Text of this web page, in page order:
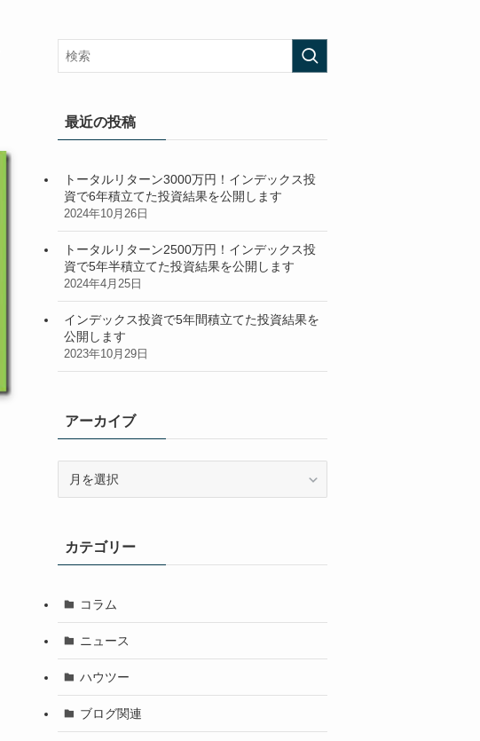
最近の投稿
トータルリターン3000万円！インデックス投
資で6年積立てた投資結果を公開します
2024年10月26日
トータルリターン2500万円！インデックス投
資で5年半積立てた投資結果を公開します
2024年4月25日
インデックス投資で5年間積立てた投資結果を
公開します
2023年10月29日
アーカイブ
ブカテゴリー
コラム
ニュース
ハウツー
ブログ関連